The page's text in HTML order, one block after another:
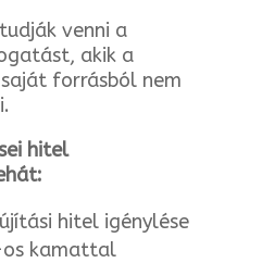
venni a
akik a
forrásból nem
hitel
hitel igénylése
os kamattal